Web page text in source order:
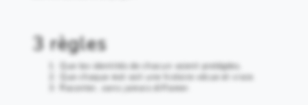
3 règles
Que les identités de chacun soient protégées,
Que chaque mot soit une histoire vécue et vraie.
Raconter, sans jamais diffamer.